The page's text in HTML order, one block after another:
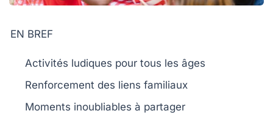
EN BREF
Activités ludiques pour tous les âges
Renforcement des liens familiaux
Moments inoubliables à partager